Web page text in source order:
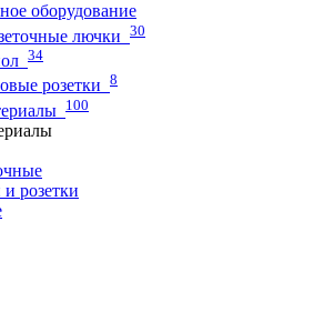
оборудование
лючки
30
34
розетки 8
100
розетки